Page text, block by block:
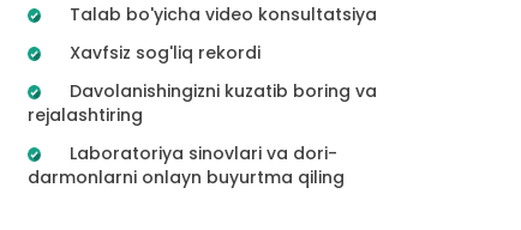
Talab bo'yicha video konsultatsiya
Xavfsiz sog'liq rekordi
Davolanishingizni kuzatib boring va
rejalashtiring
Laboratoriya sinovlari va dori-
darmonlarni onlayn buyurtma qiling